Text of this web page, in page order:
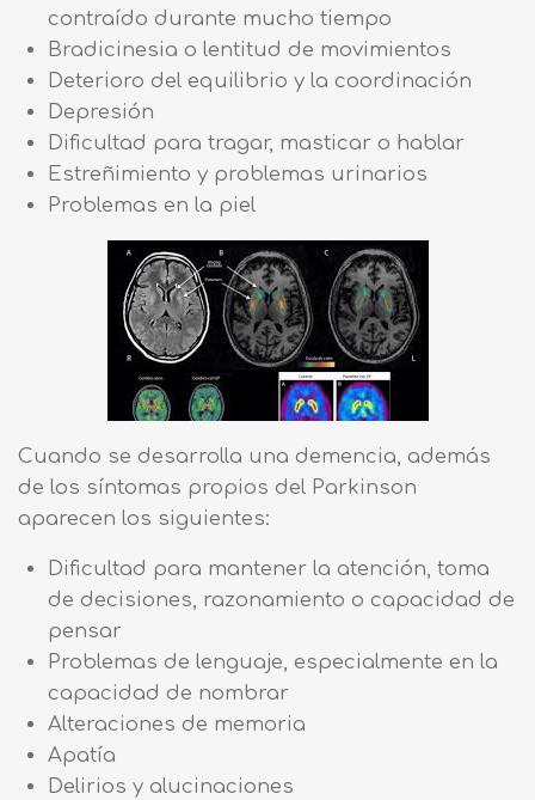
contraído durante mucho tiempo
Bradicinesia o lentitud de movimientos
Deterioro del equilibrio y la coordinación
Depresión
Dificultad para tragar, masticar o hablar
Estreñimiento y problemas urinarios
Problemas en la piel
Cuando se desarrolla una demencia, además
de los síntomas propios del Parkinson
aparecen los siguientes:
Dificultad para mantener la atención, toma
de decisiones, razonamiento o capacidad de
pensar
Problemas de lenguaje, especialmente en la
capacidad de nombrar
Alteraciones de memoria
Apatía
Delirios y alucinaciones